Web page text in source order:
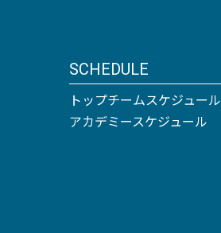
SCHEDULE
トップチームスケジュール
アカデミースケジュール